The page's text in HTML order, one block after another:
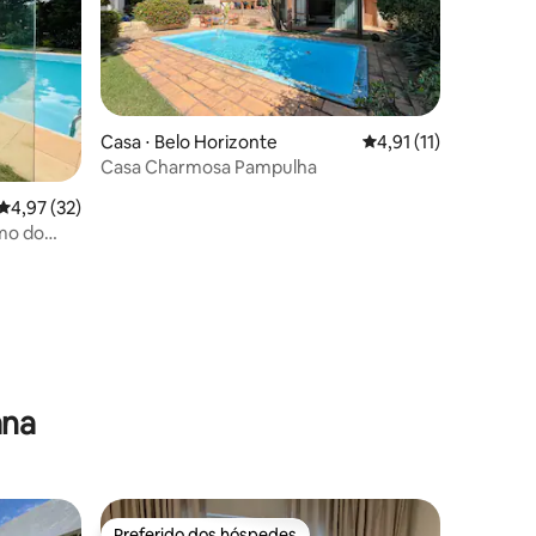
de uma avaliação média de 5, 32 avaliações
4,97 (32)
Casa ⋅ Belo Horizonte 4,91 de uma
4,91 (11)
Casa Charmosa Pampulha